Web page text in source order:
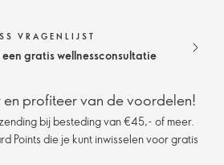
VRAGENLIJST
gratis wellnessconsultatie
en profiteer van de voordelen!
bij besteding van €45,- of meer.
Points die je kunt inwisselen voor gratis